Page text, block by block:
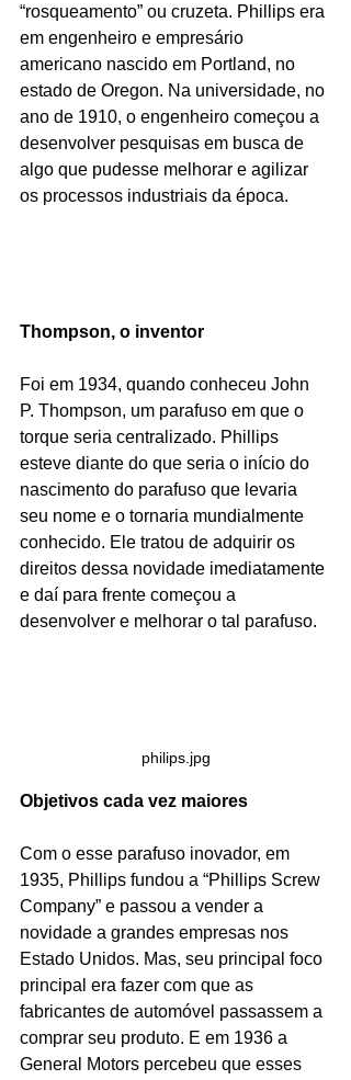
“rosqueamento” ou cruzeta. Phillips era
em engenheiro e empresário
americano nascido em Portland, no
estado de Oregon. Na universidade, no
ano de 1910, o engenheiro começou a
desenvolver pesquisas em busca de
algo que pudesse melhorar e agilizar
os processos industriais da época.
Thompson, o inventor
Foi em 1934, quando conheceu John
P. Thompson, um parafuso em que o
torque seria centralizado. Phillips
esteve diante do que seria o início do
nascimento do parafuso que levaria
seu nome e o tornaria mundialmente
conhecido. Ele tratou de adquirir os
direitos dessa novidade imediatamente
e daí para frente começou a
desenvolver e melhorar o tal parafuso.
philips.jpg
Objetivos cada vez maiores
Com o esse parafuso inovador, em
1935, Phillips fundou a “Phillips Screw
Company” e passou a vender a
novidade a grandes empresas nos
Estado Unidos. Mas, seu principal foco
principal era fazer com que as
fabricantes de automóvel passassem a
comprar seu produto. E em 1936 a
General Motors percebeu que esses